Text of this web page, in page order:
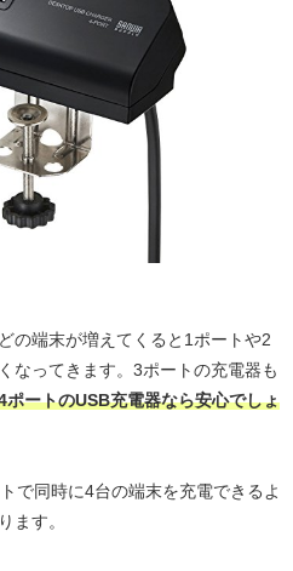
の端末が増えてくると1ポートや2
なってきます。3ポートの充電器も
ポートのUSB充電器なら安心でしょ
で同時に4台の端末を充電できるよ
ます。